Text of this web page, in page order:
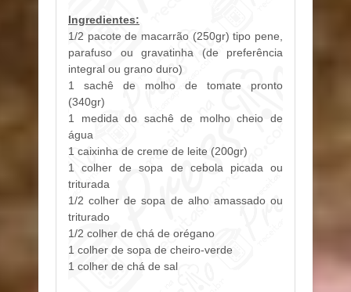
Ingredientes:
1/2 pacote de macarrão (250gr) tipo pene,
parafuso ou gravatinha (de preferência
integral ou grano duro)
1 sachê de molho de tomate pronto
(340gr)
1 medida do sachê de molho cheio de
água
1 caixinha de creme de leite (200gr)
1 colher de sopa de cebola picada ou
triturada
1/2 colher de sopa de alho amassado ou
triturado
1/2 colher de chá de orégano
1 colher de sopa de cheiro-verde
1 colher de chá de sal